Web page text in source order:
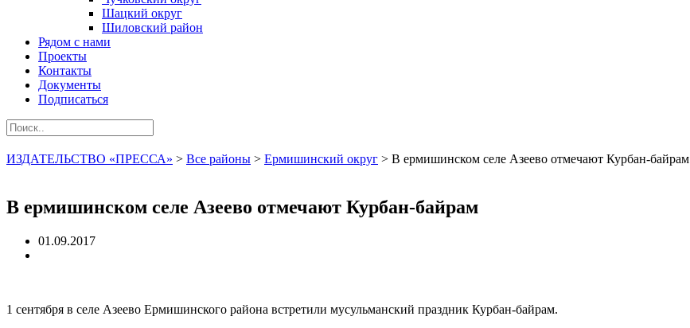
Шацкий округ
Шиловский район
Рядом с нами
Проекты
Контакты
Документы
Подписаться
ИЗДАТЕЛЬСТВО «ПРЕССА» > Все районы > Ермишинский округ > В ермишинском селе Азеево отмечают Курбан-байрам
В ермишинском селе Азеево отмечают Курбан-байрам
01.09.2017
1 сентября в селе Азеево Ермишинского района встретили мусульманский праздник Курбан-байрам.